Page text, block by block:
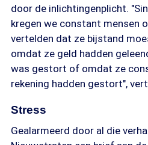
door de inlichtingenplicht.
kregen we constant mensen
vertelden dat ze bijstand
omdat ze geld hadden
was gestort of omdat ze
rekening hadden gestort",
Stress
Gealarmeerd door al die